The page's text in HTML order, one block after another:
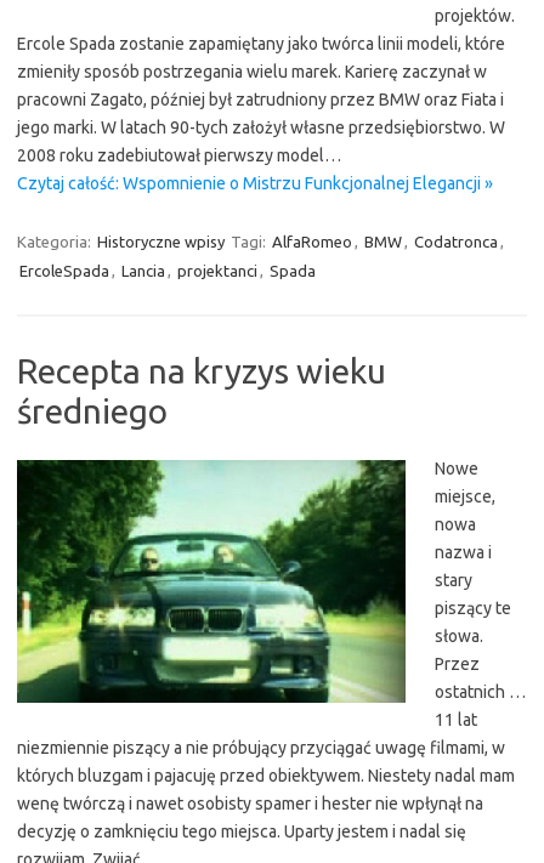
projektów.
Ercole Spada zostanie zapamiętany jako twórca linii modeli, które
zmieniły sposób postrzegania wielu marek. Karierę zaczynał w
pracowni Zagato, później był zatrudniony przez BMW oraz Fiata i
jego marki. W latach 90-tych założył własne przedsiębiorstwo. W
2008 roku zadebiutował pierwszy model…
Czytaj całość: Wspomnienie o Mistrzu Funkcjonalnej Elegancji »
Kategoria: Historyczne wpisy Tagi: AlfaRomeo , BMW, Codatronca ,
ErcoleSpada , Lancia , projektanci , Spada
Recepta na kryzys wieku
średniego
Nowe
miejsce,
nowa
nazwa i
stary
piszący te
słowa.
Przez
ostatnich …
11 lat
niezmiennie piszący a nie próbujący przyciągać uwagę filmami, w
których bluzgam i pajacuję przed obiektywem. Niestety nadal mam
wenę twórczą i nawet osobisty spamer i hester nie wpłynął na
decyzję o zamknięciu tego miejsca. Uparty jestem i nadal się